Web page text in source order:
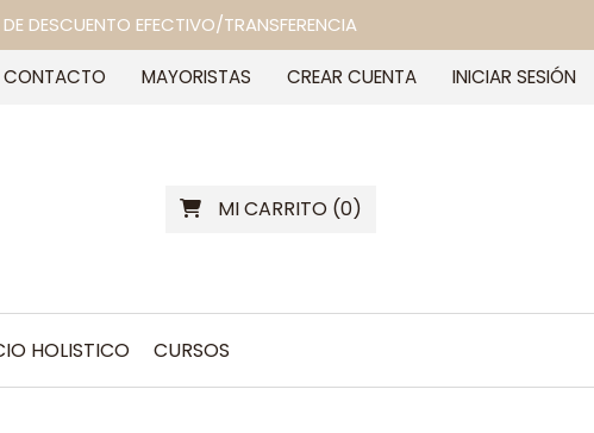
EFECTIVO/TRANSFERENCIA
CONTACTO MAYORISTAS CREAR CUENTA INICIAR SESIÓN
MI CARRITO(0)
HOLISTICO CURSOS